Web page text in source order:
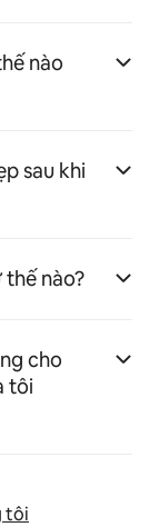
nào
sau khi
thế nào?
cho
tôi
tôi